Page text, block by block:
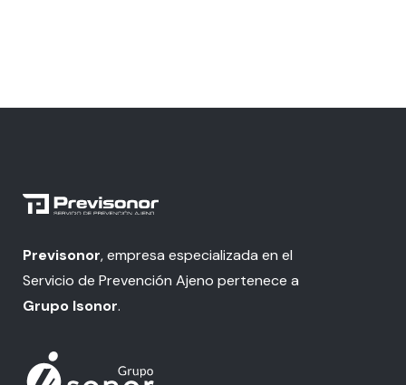
Previsonor, empresa especializada en el
Servicio de Prevención Ajeno pertenece a
Grupo Isonor.